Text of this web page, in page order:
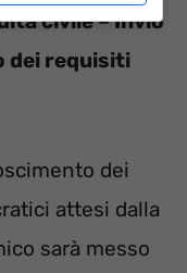
civile – Invio
dei requisiti
dei
attesi dalla
sarà messo